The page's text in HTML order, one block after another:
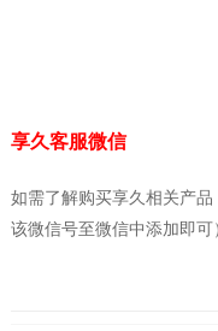
享久客服微信
如需了解购买享久相关产
该微信号至微信中添加即可）